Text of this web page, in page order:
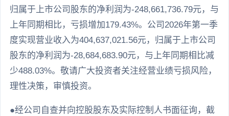
归属于上市公司股东的净利润为-248,661,736.79元，与
上年同期相比，亏损增加179.43%。公司2026年第一季
度实现营业收入为404,637,021.56元，归属于上市公司
股东的净利润为-28,684,683.90元，与上年同期相比减
少488.03%。敬请广大投资者关注经营业绩亏损风险，
理性决策，审慎投资。
●经公司自查并向控股股东及实际控制人书面征询，截